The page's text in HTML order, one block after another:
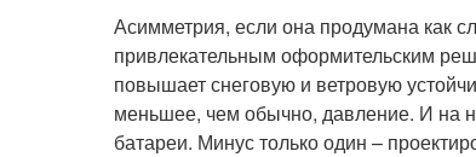
Асимметрия, если она продумана как
привлекательным оформительским
повышает снеговую и ветровую
меньшее, чем обычно, давление. И на
батареи. Минус только один –